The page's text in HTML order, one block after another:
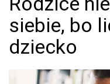
siebie, bo
dziecko